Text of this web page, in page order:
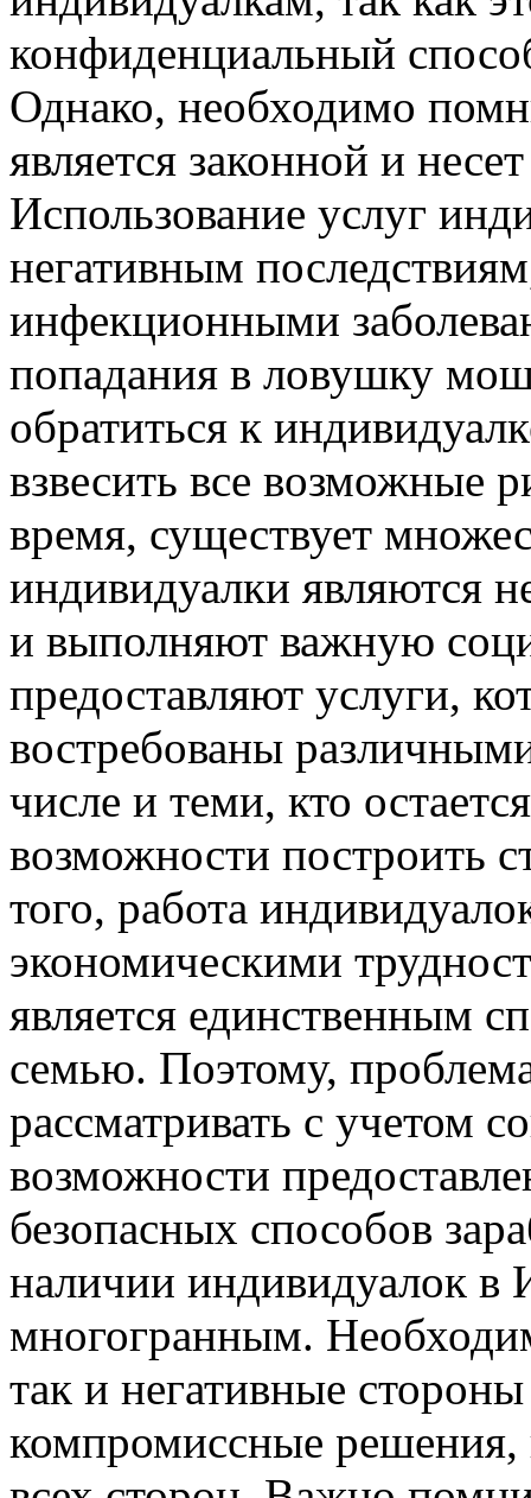
конфиденциальный
Однако, необходимо
является законной и
Использование услуг
негативным
инфекционными
попадания в ловушку
обратиться к
взвесить все возможные
время, существует
индивидуалки являются
и выполняют важную
предоставляют услуги,
востребованы
числе и теми, кто
возможности построить
того, работа
экономическими
является единственным
семью. Поэтому,
рассматривать с учетом
возможности
безопасных способов
наличии индивидуалок в
многогранным.
так и негативные
компромиссные решения,